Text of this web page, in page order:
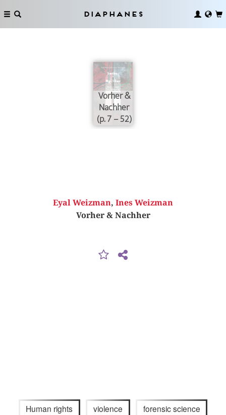
Diaphanes
Vorher &
Nachher
(p. 7 – 52)
Eyal Weizman, Ines Weizman
Vorher & Nachher
Human rights violence forensic science